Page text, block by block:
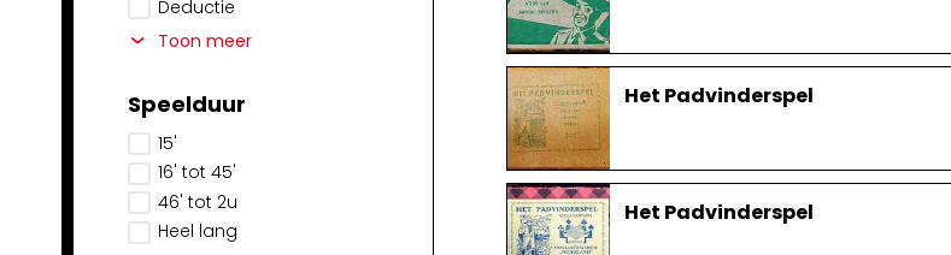
Deductie
Toon meer
Speelduur
15'
16' tot 45'
46' tot 2u
Heel lang
Het Padvinderspel
Het Padvinderspel